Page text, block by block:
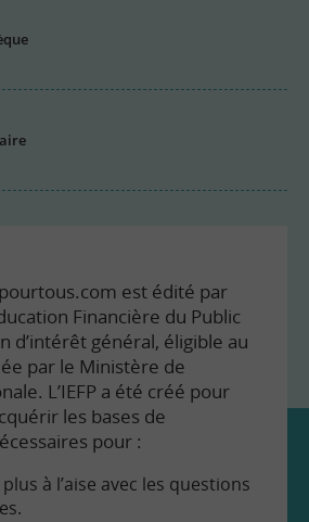
est édité par
Financière du Public
d’intérêt général, éligible au
par le Ministère de
L’IEFP a été créé pour
les bases de
pour :
à l’aise avec les questions